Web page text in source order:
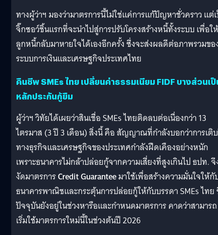
ทางผู้ว่าฯ มองว่ามาตรการนี้ไม่ใช่แค่การแก้ปัญหาชั่วคราว แต่
จิ๊กซอว์ชิ้นแรกที่จะนำไปสู่การปรับโครงสร้างหนี้ทั้งระบบ เพื่อให้
ลูกหนี้กลับมาหายใจได้เองอีกครั้ง ซึ่งจะส่งผลดีต่อภาพรวมขอ
ระบบการเงินและเศรษฐกิจประเทศไทย
คืนชีพ SMEs ไทย เปลี่ยนค่าธรรมเนียม FIDF บางส่วนเ
หลักประกันกู้ยืม
ผู้ว่าฯ วิทัยได้เผยว่าสินเชื่อ SMEs ไทยติดลบต่อเนื่องกว่า 13
ไตรมาส (3 ปี 3 เดือน) สิ่งนี้ คือ สัญญาณที่กำลังบอกว่าการเติ
ทางธุรกิจและเศรษฐกิจของประเทศกำลังฝืดเคืองอย่างหนัก
เพราะธนาคารไม่กล้าปล่อยกู้จากความเสี่ยงที่สูงเกินไป ธปท.
งัดมาตรการCredit Guaranteeมาใช้เพื่อสร้างความมั่นใจให้กั
ธนาคารพาณิชและกระตุ้นการปล่อยกู้ให้กับบรรดา SMEs ไทย
ปัจจุบันยังอยู่ในช่วงหารือและกำหนดมาตรการ คาดว่าสามารถ
เริ่มใช้มาตรการใหม่นี้ในช่วงต้นปี 2026